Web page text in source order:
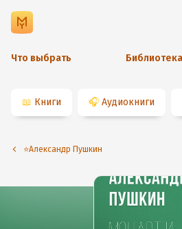
Что выбрать Библиотека
📖 Книги 🎧 Аудиокниги
⭐️Александр Пушкин